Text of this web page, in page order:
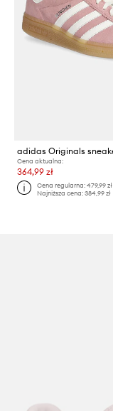
Cena aktualna:
364,99 zł
Cena regularna:479,99 zł
Najniższa cena:384,99 zł